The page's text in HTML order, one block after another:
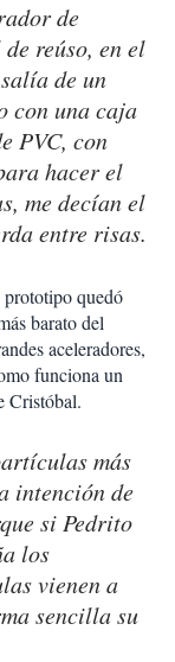
de
reúso, en el
de un
con una caja
PVC, con
hacer el
me decían el
entre risas.
prototipo quedó
barato del
aceleradores,
funciona un
Cristóbal.
más
intención de
si Pedrito
los
vienen a
sencilla su